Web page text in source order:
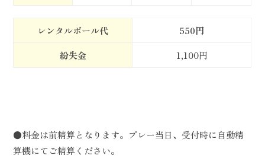
レンタルボール代
550円
紛失金
1,100円
●料金は前精算となります。プレー当日、受付時に自動精
算機にてご精算ください。